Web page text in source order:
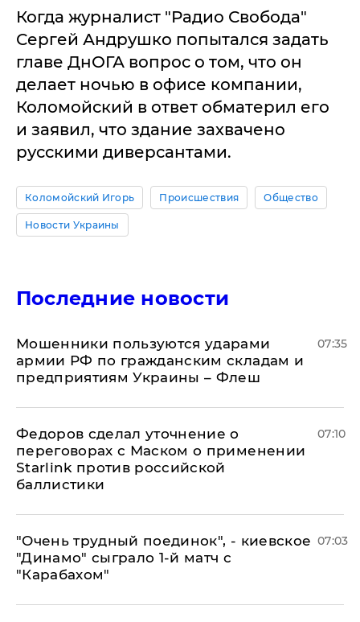
Когда журналист "Радио Свобода"
Сергей Андрушко попытался задать
главе ДнОГА вопрос о том, что он
делает ночью в офисе компании,
Коломойский в ответ обматерил его
и заявил, что здание захвачено
русскими диверсантами.
Коломойский Игорь Происшествия Общество
Новости Украины
Последние новости
Мошенники пользуются ударами
армии РФ по гражданским складам и
предприятиям Украины – Флеш
07:35
Федоров сделал уточнение о
переговорах с Маском о применении
Starlink против российской
баллистики
07:10
"Очень трудный поединок", - киевское
"Динамо" сыграло 1-й матч с
"Карабахом"
07:03